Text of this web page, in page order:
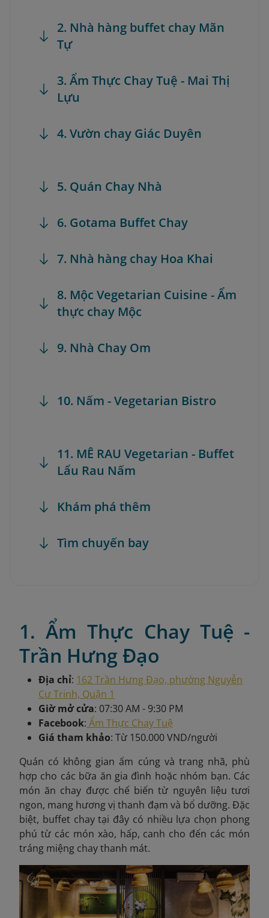
2. Nhà hàng buffet chay Mãn
Tự
3. Ẩm Thực Chay Tuệ - Mai Thị
Lựu
4. Vườn chay Giác Duyên
5. Quán Chay Nhà
6. Gotama Buffet Chay
7. Nhà hàng chay Hoa Khai
8. Mộc Vegetarian Cuisine - Ẩm
thực chay Mộc
9. Nhà Chay Om
10. Nấm - Vegetarian Bistro
11. MÊ RAU Vegetarian - Buffet
Lẩu Rau Nấm
Khám phá thêm
Tìm chuyến bay
1. Ẩm Thực Chay Tuệ -
Trần Hưng Đạo
Địa chỉ: 162 Trần Hưng Đạo, phường Nguyễn
Cư Trinh, Quận 1
Giờ mở cửa: 07:30 AM - 9:30 PM
Facebook: Ẩm Thực Chay Tuệ
Giá tham khảo: Từ 150.000 VND/người
Quán có không gian ấm cúng và trang nhã, phù
hợp cho các bữa ăn gia đình hoặc nhóm bạn. Các
món ăn chay được chế biến từ nguyên liệu tươi
ngon, mang hương vị thanh đạm và bổ dưỡng. Đặc
biệt, buffet chay tại đây có nhiều lựa chọn phong
phú từ các món xào, hấp, canh cho đến các món
tráng miệng chay thanh mát.